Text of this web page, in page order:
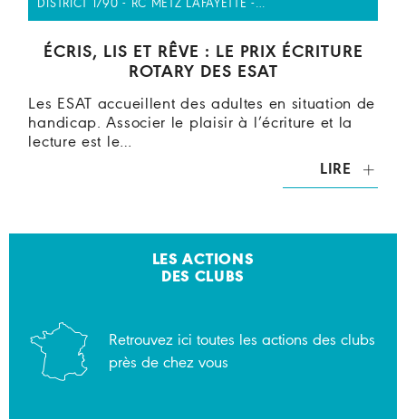
DISTRICT 1790 - RC METZ LAFAYETTE -…
ÉCRIS, LIS ET RÊVE : LE PRIX ÉCRITURE
ROTARY DES ESAT
Les ESAT accueillent des adultes en situation de
handicap. Associer le plaisir à l’écriture et la
lecture est le…
LIRE
LES ACTIONS
DES CLUBS
Retrouvez ici toutes les actions des clubs
près de chez vous